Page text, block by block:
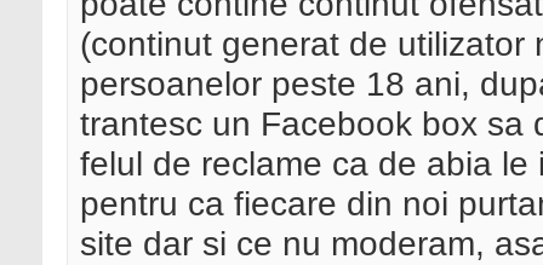
(continut generat de utilizator
persoanelor peste 18 ani,
trantesc un Facebook box sa
felul de reclame ca de abia
pentru ca fiecare din noi
site dar si ce nu moderam,